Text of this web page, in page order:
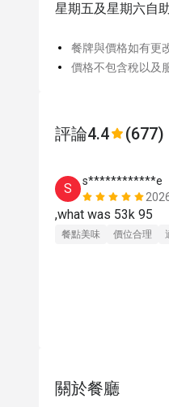
星期五及星期六自
餐牌與價格如有更
價格不包含稅以及
評論4.4 (677)
S
s************e
,what was 53k 95
餐點美味 價位合理
關於餐廳